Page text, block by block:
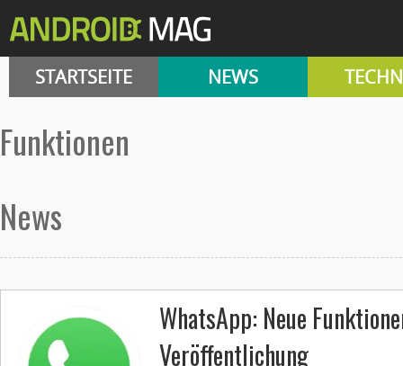
STARTSEITE NEWS
Funktionen
News
WhatsApp: Neue
Veröffentlichung